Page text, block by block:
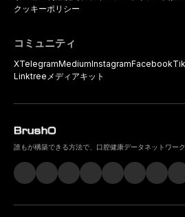
クッキーポリシー
コミュニティ
XTelegramMediumInstagramFacebook
Linktree メディアキット
誰もが構築できる方法で、口腔健康データネットワー